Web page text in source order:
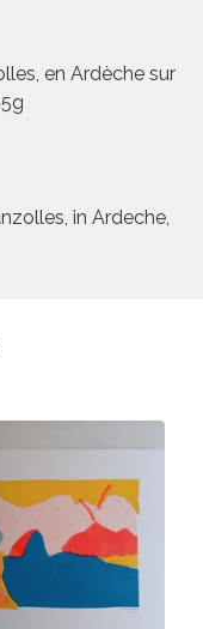
en Ardèche sur
in Ardeche,